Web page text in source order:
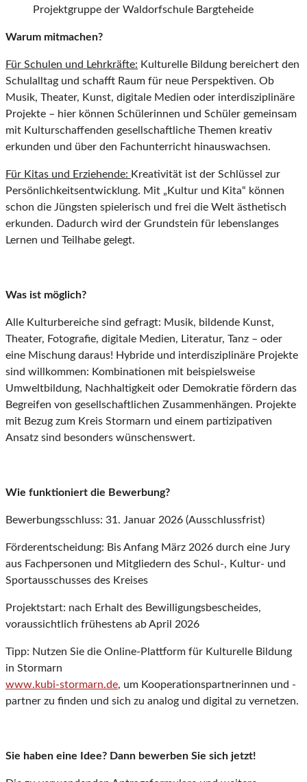
Projektgruppe der Waldorfschule Bargteheide
Warum mitmachen?
Für Schulen und Lehrkräfte: Kulturelle Bildung bereichert den
Schulalltag und schafft Raum für neue Perspektiven. Ob
Musik, Theater, Kunst, digitale Medien oder interdisziplinäre
Projekte – hier können Schülerinnen und Schüler gemeinsam
mit Kulturschaffenden gesellschaftliche Themen kreativ
erkunden und über den Fachunterricht hinauswachsen.
Für Kitas und Erziehende: Kreativität ist der Schlüssel zur
Persönlichkeitsentwicklung. Mit „Kultur und Kita“ können
schon die Jüngsten spielerisch und frei die Welt ästhetisch
erkunden. Dadurch wird der Grundstein für lebenslanges
Lernen und Teilhabe gelegt.
Was ist möglich?
Alle Kulturbereiche sind gefragt: Musik, bildende Kunst,
Theater, Fotografie, digitale Medien, Literatur, Tanz – oder
eine Mischung daraus! Hybride und interdisziplinäre Projekte
sind willkommen: Kombinationen mit beispielsweise
Umweltbildung, Nachhaltigkeit oder Demokratie fördern das
Begreifen von gesellschaftlichen Zusammenhängen. Projekte
mit Bezug zum Kreis Stormarn und einem partizipativen
Ansatz sind besonders wünschenswert.
Wie funktioniert die Bewerbung?
Bewerbungsschluss: 31. Januar 2026 (Ausschlussfrist)
Förderentscheidung: Bis Anfang März 2026 durch eine Jury
aus Fachpersonen und Mitgliedern des Schul-, Kultur- und
Sportausschusses des Kreises
Projektstart: nach Erhalt des Bewilligungsbescheides,
voraussichtlich frühestens ab April 2026
Tipp: Nutzen Sie die Online-Plattform für Kulturelle Bildung
in Stormarn
www.kubi-stormarn.de, um Kooperationspartnerinnen und -
partner zu finden und sich zu analog und digital zu vernetzen.
Sie haben eine Idee? Dann bewerben Sie sich jetzt!